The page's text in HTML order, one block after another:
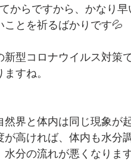
からですから、かなり早
ことを祈るばかりです💦
新型コロナウイルス対策
すね。
界と体内は同じ現象が
高ければ、体内も水分
分の流れが悪くなります